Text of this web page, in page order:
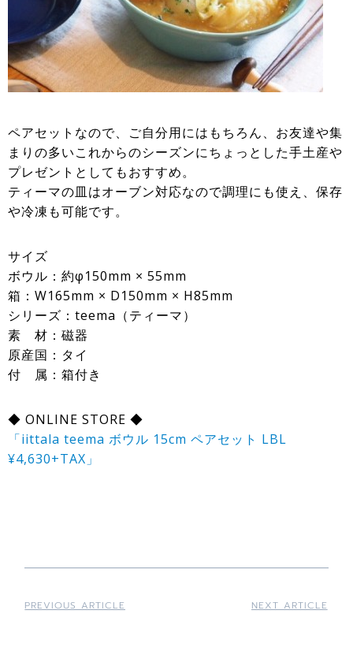
ペアセットなので、ご自分用にはもちろん、お友達や集
まりの多いこれからのシーズンにちょっとした手土産や
プレゼントとしてもおすすめ。
ティーマの皿はオーブン対応なので調理にも使え、保存
や冷凍も可能です。
サイズ
ボウル：約φ150mm × 55mm
箱：W165mm × D150mm × H85mm
シリーズ：teema（ティーマ）
素 材：磁器
原産国：タイ
付 属：箱付き
◆ ONLINE STORE ◆
「iittala teema ボウル 15cm ペアセット LBL
¥4,630+TAX」
PREVIOUS ARTICLE NEXT ARTICLE